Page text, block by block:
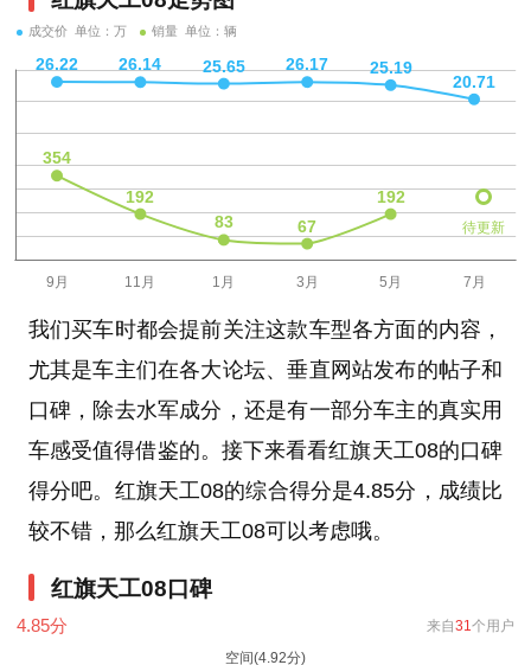
成交价 单位：万 销量 单位：辆
待更新
我们买车时都会提前关注这款车型各方面的内容，
尤其是车主们在各大论坛、垂直网站发布的帖子和
口碑，除去水军成分，还是有一部分车主的真实用
车感受值得借鉴的。接下来看看红旗天工08的口碑
得分吧。红旗天工08的综合得分是4.85分，成绩比
较不错，那么红旗天工08可以考虑哦。
红旗天工08口碑
4.85分 来自31个用户